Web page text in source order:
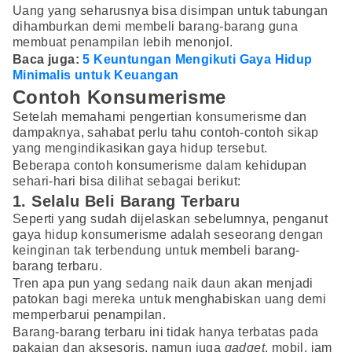
Uang yang seharusnya bisa disimpan untuk tabungan
dihamburkan demi membeli barang-barang guna
membuat penampilan lebih menonjol.
Baca juga:5 Keuntungan Mengikuti Gaya Hidup
Minimalis untuk Keuangan
Contoh Konsumerisme
Setelah memahami pengertian konsumerisme dan
dampaknya, sahabat perlu tahu contoh-contoh sikap
yang mengindikasikan gaya hidup tersebut.
Beberapa contoh konsumerisme dalam kehidupan
sehari-hari bisa dilihat sebagai berikut:
1. Selalu Beli Barang Terbaru
Seperti yang sudah dijelaskan sebelumnya, penganut
gaya hidup konsumerisme adalah seseorang dengan
keinginan tak terbendung untuk membeli barang-
barang terbaru.
Tren apa pun yang sedang naik daun akan menjadi
patokan bagi mereka untuk menghabiskan uang demi
memperbarui penampilan.
Barang-barang terbaru ini tidak hanya terbatas pada
pakaian dan aksesoris, namun juga gadget, mobil, jam